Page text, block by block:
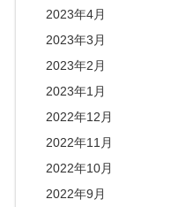
2023年4月
2023年3月
2023年2月
2023年1月
2022年12月
2022年11月
2022年10月
2022年9月